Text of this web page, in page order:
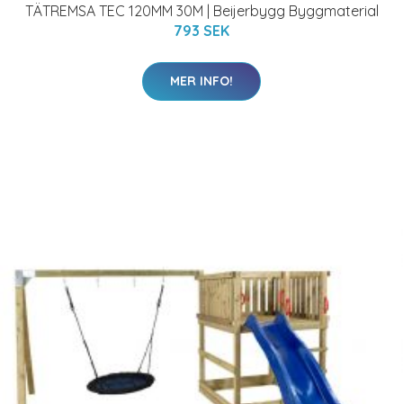
TÄTREMSA TEC 120MM 30M | Beijerbygg Byggmaterial
793 SEK
MER INFO!